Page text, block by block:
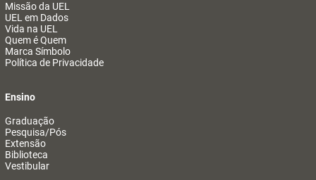
Missão da UEL
UEL em Dados
Vida na UEL
Quem é Quem
Marca Símbolo
Política de Privacidade
Ensino
Graduação
Pesquisa/Pós
Extensão
Biblioteca
Vestibular